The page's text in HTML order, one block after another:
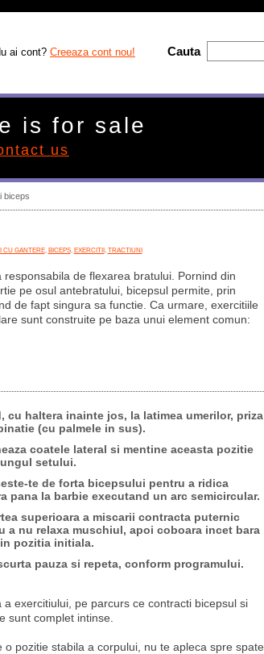
biceps
CU GANTERE, BICEPS, EXERCITII , TRACTIUNI
de flexarea bratului. Pornind din
pe osul antebratului, bicepsul permite, prin
de fapt singura sa functie. Ca urmare, exercitiile
sunt construite pe baza unui element comun:
cu haltera inainte jos, la latimea umerilor, priza
(cu palmele in sus).
coatele lateral si mentine aceasta pozitie
setului.
te de forta bicepsului pentru a ridica
pana la barbie executand un arc semicircular.
superioara a miscarii contracta puternic
a nu relaxa muschiul, apoi coboara incet bara
pozitia initiala.
pauza si repeta, conform programului.
exercitiului, pe parcurs ce contracti bicepsul si
sunt complet intinse.
pozitie stabila a corpului, nu te apleca spre spate
ai cont? Creeaza cont nou! Cauta
is for sale
us